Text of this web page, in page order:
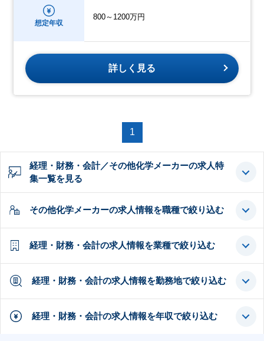
想定年収
800～1200万円
詳しく見る
1
経理・財務・会計／その他化学メーカーの求人特
集一覧を見る
その他化学メーカーの求人情報を職種で絞り込む
経理・財務・会計の求人情報を業種で絞り込む
経理・財務・会計の求人情報を勤務地で絞り込む
経理・財務・会計の求人情報を年収で絞り込む